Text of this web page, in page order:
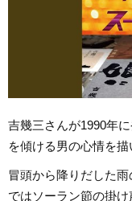
吉幾三さんが1990年
を傾ける男の心情を描
冒頭から降りだした
ではソーラン節の掛け